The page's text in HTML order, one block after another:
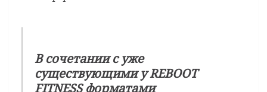
В сочетании с уже
существующими у REBOOT
FITNESS форматами